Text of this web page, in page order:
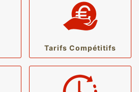
Tarifs Compétitifs